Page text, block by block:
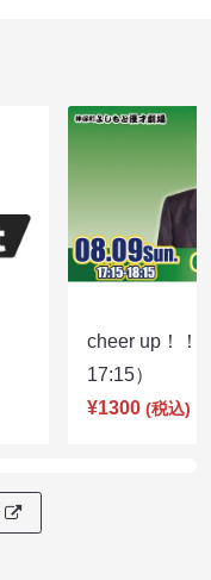
cheer up！
17:15）
¥1300 (税込)